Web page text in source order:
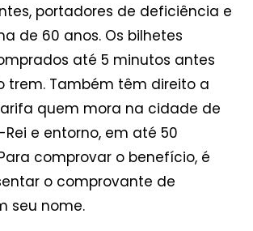
portadores de deficiência e
de 60 anos. Os bilhetes
até 5 minutos antes
trem. Também têm direito a
quem mora na cidade de
e entorno, em até 50
comprovar o benefício, é
o comprovante de
seu nome.